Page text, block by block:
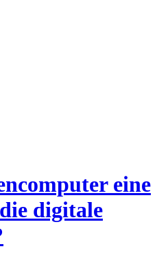
eine
digitale